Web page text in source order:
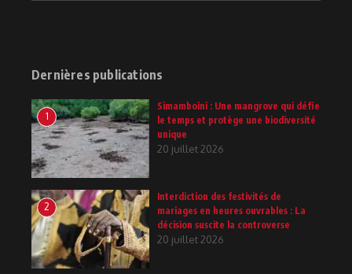
Dernières publications
1
Simamboini : Une mangrove qui défie
le temps et protège une biodiversité
unique
20 juillet 2026
2
Interdiction des festivités de
mariages en heures ouvrables : La
décision suscite la controverse
20 juillet 2026